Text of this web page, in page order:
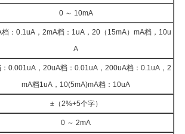
0 ～ 10mA
：0.1uA，2mA档：1uA，20（15mA）mA档，10u
A
0.001uA，20uA档：0.01uA，200uA档：0.1uA，2
mA档1uA，10(5mA)mA档：10uA
±（2%+5个字）
0 ～ 2mA